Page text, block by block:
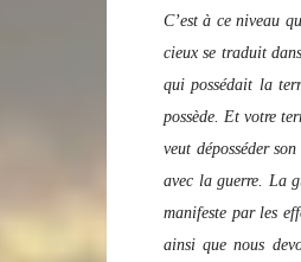
C’est à ce niveau
cieux se traduit
qui possédait la
possède. Et votre
veut déposséder
avec la guerre. La
manifeste par les
ainsi que nous